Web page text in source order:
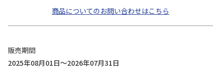
商品についてのお問い合わせはこちら
販売期間
2025年08月01日～2026年07月31日